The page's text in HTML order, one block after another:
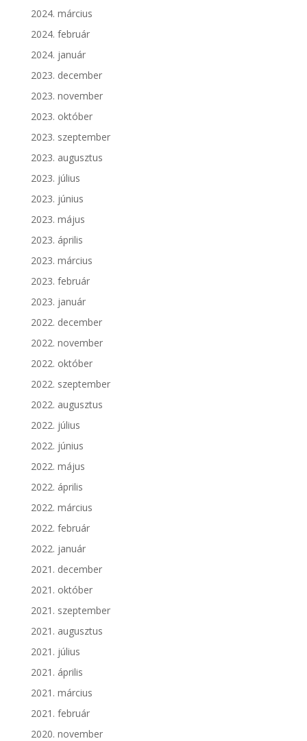
2024. március
2024. február
2024. január
2023. december
2023. november
2023. október
2023. szeptember
2023. augusztus
2023. július
2023. június
2023. május
2023. április
2023. március
2023. február
2023. január
2022. december
2022. november
2022. október
2022. szeptember
2022. augusztus
2022. július
2022. június
2022. május
2022. április
2022. március
2022. február
2022. január
2021. december
2021. október
2021. szeptember
2021. augusztus
2021. július
2021. április
2021. március
2021. február
2020. november